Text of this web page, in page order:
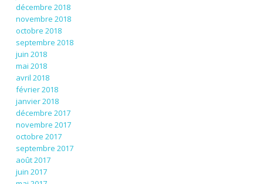
décembre 2018
novembre 2018
octobre 2018
septembre 2018
juin 2018
mai 2018
avril 2018
février 2018
janvier 2018
décembre 2017
novembre 2017
octobre 2017
septembre 2017
août 2017
juin 2017